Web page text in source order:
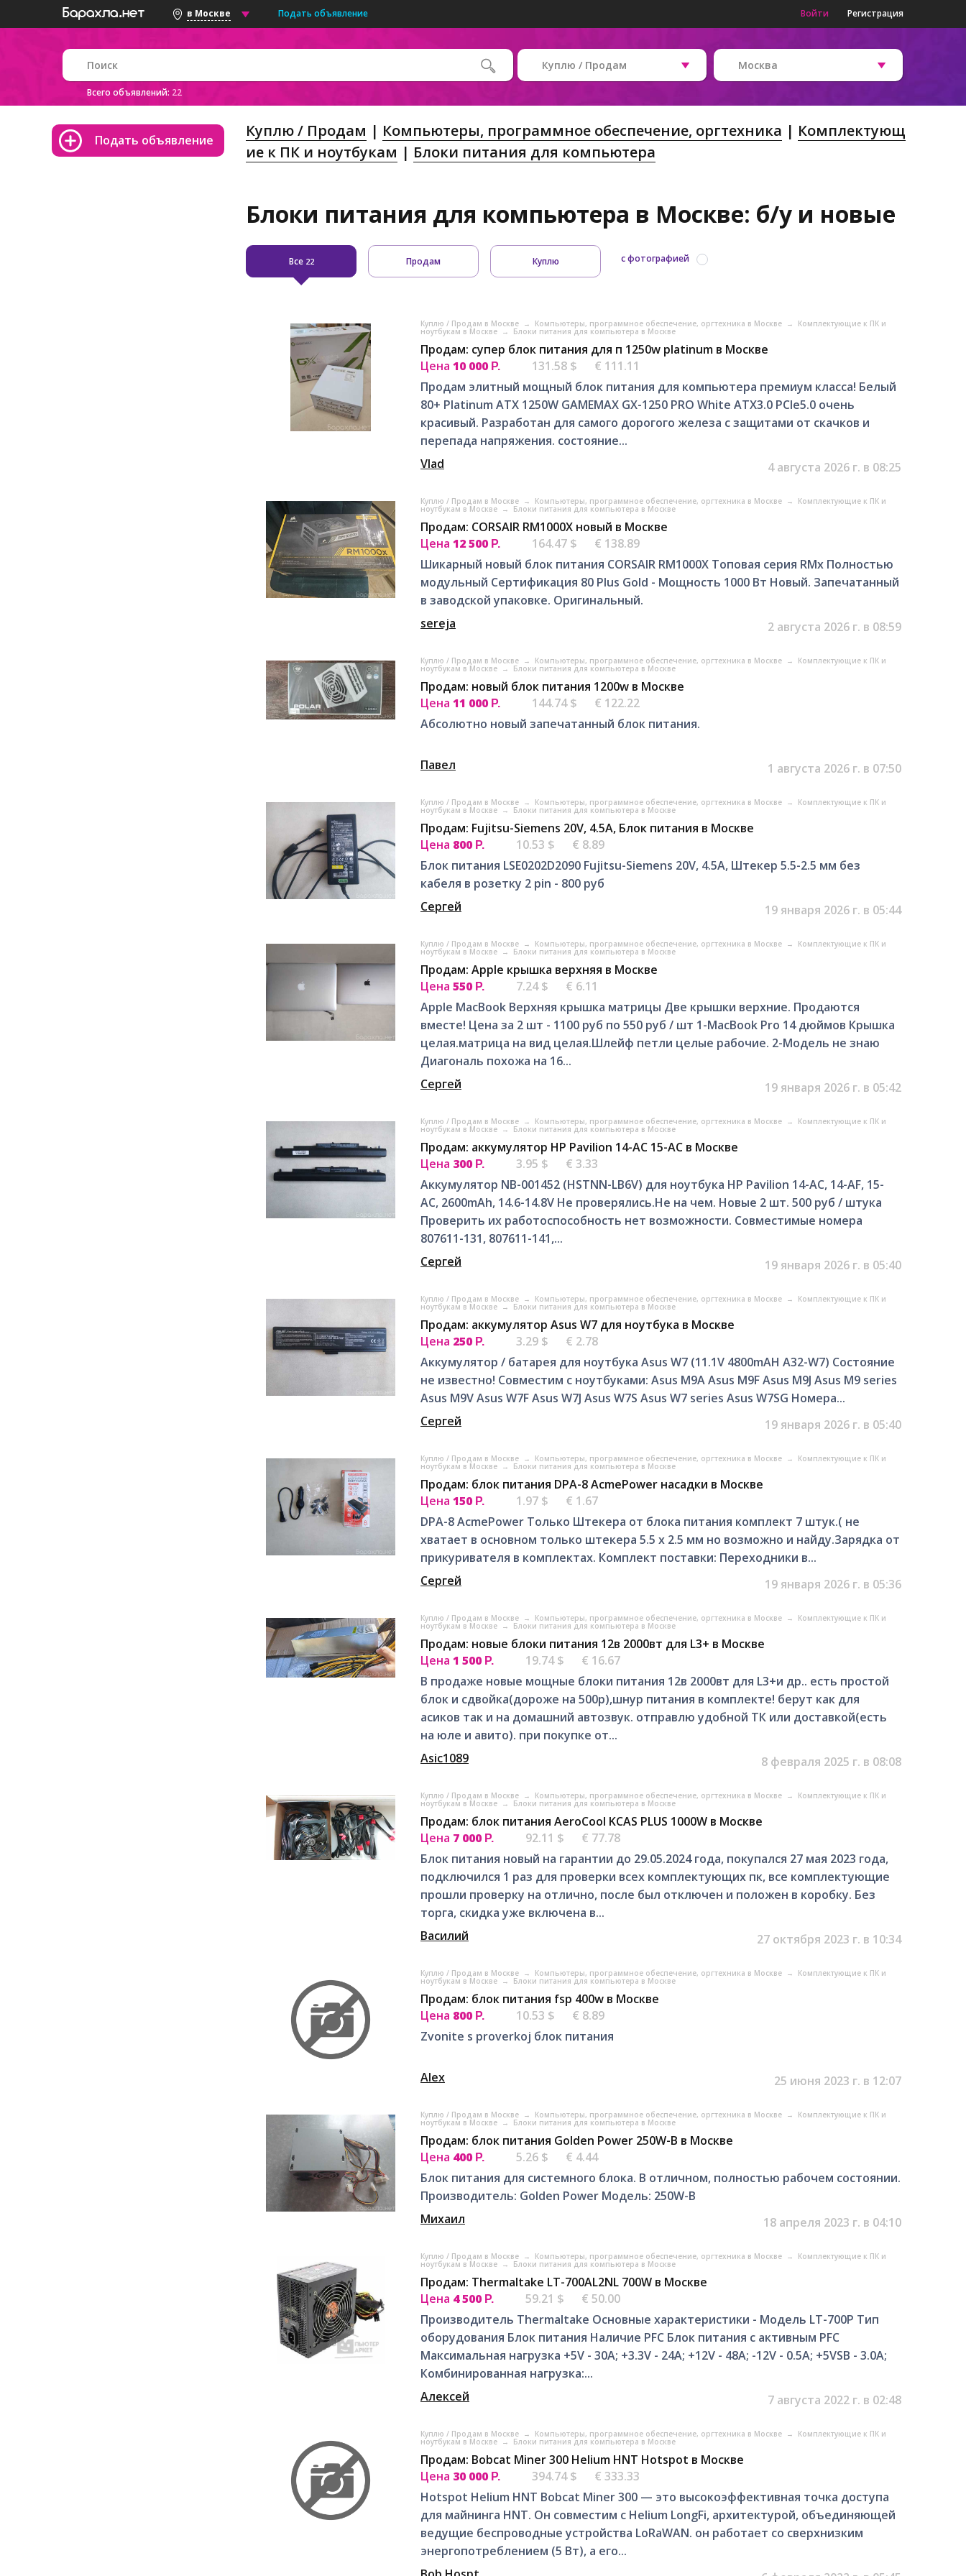
в Москве Подать объявление Войти Регистрация
Всего объявлений: 22
Куплю / Продам Москва
Подать объявление Куплю / Продам Компьютеры, программное обеспечение, оргтехника
Комплектующ
ие к ПК и ноутбукам
Блоки питания для компьютера
Блоки питания для компьютера в Москве: б/у и новые
Все 22 Продам Куплю с фотографией
Куплю / Продам в Москве → Компьютеры, программное обеспечение, оргтехника в Москве → Комплектующие к ПК и
ноутбукам в Москве → Блоки питания для компьютера в Москве
Продам: супер блок питания для п 1250w platinum в Москве
Цена 10 000 Р. 131.58 $
€ 111.11
Продам элитный мощный блок питания для компьютера премиум класса! Белый
80+ Platinum ATX 1250W GAMEMAX GX-1250 PRO White ATX3.0 PCIe5.0 очень
красивый. Разработан для самого дорогого железа с защитами от скачков и
перепада напряжения. состояние...
Vlad
4 августа 2026 г. в 08:25
Куплю / Продам в Москве → Компьютеры, программное обеспечение, оргтехника в Москве → Комплектующие к ПК и
ноутбукам в Москве → Блоки питания для компьютера в Москве
Продам: CORSAIR RM1000X новый в Москве
Цена 12 500 Р. 164.47 $
€ 138.89
Шикарный новый блок питания CORSAIR RM1000X Топовая серия RMx Полностью
модульный Сертификация 80 Plus Gold - Мощность 1000 Вт Новый. Запечатанный
в заводской упаковке. Оригинальный.
sereja
2 августа 2026 г. в 08:59
Куплю / Продам в Москве → Компьютеры, программное обеспечение, оргтехника в Москве → Комплектующие к ПК и
ноутбукам в Москве → Блоки питания для компьютера в Москве
Продам: новый блок питания 1200w в Москве
Цена 11 000 Р. 144.74 $
€ 122.22
Абсолютно новый запечатанный блок питания.
Павел 1 августа 2026 г. в 07:50
Куплю / Продам в Москве → Компьютеры, программное обеспечение, оргтехника в Москве → Комплектующие к ПК и
ноутбукам в Москве → Блоки питания для компьютера в Москве
Продам: Fujitsu-Siemens 20V, 4.5A, Блок питания в Москве
Цена 800 Р. 10.53 $
€ 8.89
Блок питания LSЕ0202D2090 Fujitsu-Siеmеns 20V, 4.5A, Штекер 5.5-2.5 мм без
кабеля в розетку 2 рin - 800 руб
Сергей
19 января 2026 г. в 05:44
Куплю / Продам в Москве → Компьютеры, программное обеспечение, оргтехника в Москве → Комплектующие к ПК и
ноутбукам в Москве → Блоки питания для компьютера в Москве
Продам: Apple крышка верхняя в Москве
Цена 550 Р. 7.24 $
€ 6.11
Apple MacBook Верхняя крышка матрицы Две крышки верхние. Продаются
вместе! Цена за 2 шт - 1100 руб по 550 руб / шт 1-MacBook Pro 14 дюймов Крышка
целая.матрица на вид целая.Шлейф петли целые рабочие. 2-Модель не знаю
Диагональ похожа на 16...
Сергей
19 января 2026 г. в 05:42
Куплю / Продам в Москве → Компьютеры, программное обеспечение, оргтехника в Москве → Комплектующие к ПК и
ноутбукам в Москве → Блоки питания для компьютера в Москве
Продам: аккумулятор HP Pavilion 14-AC 15-AC в Москве
Цена 300 Р. 3.95 $
€ 3.33
Аккумулятор NB-001452 (HSTNN-LB6V) для ноутбука HP Pavilion 14-AC, 14-AF, 15-
AC, 2600mAh, 14.6-14.8V Не проверялись.Не на чем. Новые 2 шт. 500 руб / штука
Проверить их работоспособность нет возможности. Совместимые номера
807611-131, 807611-141,...
Сергей
19 января 2026 г. в 05:40
Куплю / Продам в Москве → Компьютеры, программное обеспечение, оргтехника в Москве → Комплектующие к ПК и
ноутбукам в Москве → Блоки питания для компьютера в Москве
Продам: аккумулятор Asus W7 для ноутбука в Москве
Цена 250 Р. 3.29 $
€ 2.78
Аккумулятор / батарея для ноутбука Asus W7 (11.1V 4800mAH A32-W7) Состояние
не известно! Совместим с ноутбуками: Asus M9A Asus M9F Asus M9J Asus M9 series
Asus M9V Asus W7F Asus W7J Asus W7S Asus W7 series Asus W7SG Номера...
Сергей
19 января 2026 г. в 05:40
Куплю / Продам в Москве → Компьютеры, программное обеспечение, оргтехника в Москве → Комплектующие к ПК и
ноутбукам в Москве → Блоки питания для компьютера в Москве
Продам: блок питания DPA-8 AcmePower насадки в Москве
Цена 150 Р. 1.97 $
€ 1.67
DPA-8 AcmePower Только Штекера от блока питания комплект 7 штук.( не
хватает в основном только штекера 5.5 х 2.5 мм но возможно и найду.Зарядка от
прикуривателя в комплектах. Комплект поставки: Переходники в...
Сергей
19 января 2026 г. в 05:36
Куплю / Продам в Москве → Компьютеры, программное обеспечение, оргтехника в Москве → Комплектующие к ПК и
ноутбукам в Москве → Блоки питания для компьютера в Москве
Продам: новые блоки питания 12в 2000вт для L3+ в Москве
Цена 1 500 Р. 19.74 $
€ 16.67
В продаже новые мощные блоки питания 12в 2000вт для L3+и др.. есть простой
блок и сдвойка(дороже на 500р),шнур питания в комплекте! берут как для
асиков так и на домашний автозвук. отправлю удобной ТК или доставкой(есть
на юле и авито). при покупке от...
Asic1089
8 февраля 2025 г. в 08:08
Куплю / Продам в Москве → Компьютеры, программное обеспечение, оргтехника в Москве → Комплектующие к ПК и
ноутбукам в Москве → Блоки питания для компьютера в Москве
Продам: блок питания AeroCool KCAS PLUS 1000W в Москве
Цена 7 000 Р. 92.11 $
€ 77.78
Блок питания новый на гарантии до 29.05.2024 года, покупался 27 мая 2023 года,
подключился 1 раз для проверки всех комплектующих пк, все комплектующие
прошли проверку на отлично, после был отключен и положен в коробку. Без
торга, скидка уже включена в...
Василий
27 октября 2023 г. в 10:34
Куплю / Продам в Москве → Компьютеры, программное обеспечение, оргтехника в Москве → Комплектующие к ПК и
ноутбукам в Москве → Блоки питания для компьютера в Москве
Продам: блок питания fsp 400w в Москве
Цена 800 Р. 10.53 $
€ 8.89
Zvonite s proverkoj блок питания
Alex 25 июня 2023 г. в 12:07
Куплю / Продам в Москве → Компьютеры, программное обеспечение, оргтехника в Москве → Комплектующие к ПК и
ноутбукам в Москве → Блоки питания для компьютера в Москве
Продам: блок питания Golden Power 250W-B в Москве
Цена 400 Р. 5.26 $
€ 4.44
Блок питания для системного блока. В отличном, полностью рабочем состоянии.
Производитель: Golden Power Модель: 250W-B
Михаил
18 апреля 2023 г. в 04:10
Куплю / Продам в Москве → Компьютеры, программное обеспечение, оргтехника в Москве → Комплектующие к ПК и
ноутбукам в Москве → Блоки питания для компьютера в Москве
Продам: Thermaltake LT-700AL2NL 700W в Москве
Цена 4 500 Р. 59.21 $
€ 50.00
Производитель Thermaltake Основные характеристики - Модель LT-700P Тип
оборудования Блок питания Наличие PFC Блок питания с активным PFC
Максимальная нагрузка +5V - 30А; +3.3V - 24А; +12V - 48А; -12V - 0.5А; +5VSB - 3.0А;
Комбинированная нагрузка:...
Алексей
7 августа 2022 г. в 02:48
Куплю / Продам в Москве → Компьютеры, программное обеспечение, оргтехника в Москве → Комплектующие к ПК и
ноутбукам в Москве → Блоки питания для компьютера в Москве
Продам: Bobcat Miner 300 Helium HNT Hotspot в Москве
Цена 30 000 Р. 394.74 $
€ 333.33
Hotspot Helium HNT Bobcat Miner 300 — это высокоэффективная точка доступа
для майнинга HNT. Он совместим с Helium LongFi, архитектурой, объединяющей
ведущие беспроводные устройства LoRaWAN. он работает со сверхнизким
энергопотреблением (5 Вт), а его...